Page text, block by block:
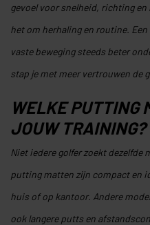
gevoel voor snelheid, richting
het om herhaling en routine.
vaste beweging steeds beter
stap je met meer vertrouwen de
WELKE PUTTING
JOUW TRAINING?
Niet iedere golfer zoekt dezelfde
putting matten zijn compact en
huis of op kantoor. Andere
ook langere putts en